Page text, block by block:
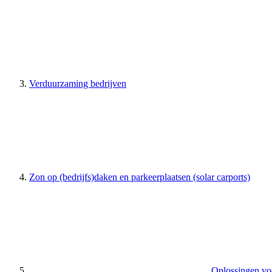
Verduurzaming bedrijven
Zon op (bedrijfs)daken en parkeerplaatsen (solar carports)